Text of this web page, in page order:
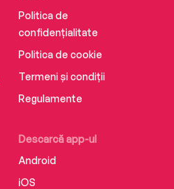
Descarcă app-ul
Android
iOS
Politica de
confidențialitate
Politica de cookie
Termeni și condiții
Regulamente